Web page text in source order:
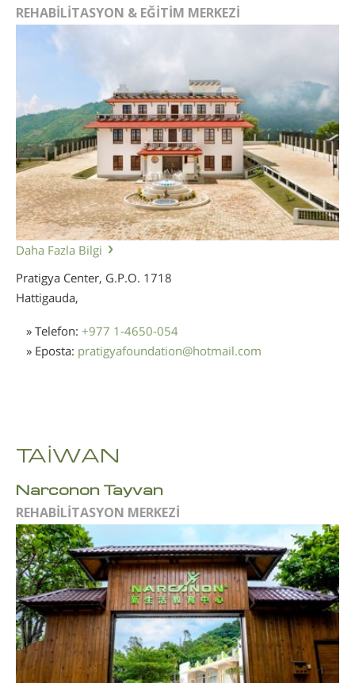
REHABİLİTASYON & EĞİTİM MERKEZİ
Daha Fazla Bilgi
Pratigya Center, G.P.O. 1718
Hattigauda,
» Telefon: +977 1-4650-054
» Eposta: pratigyafoundation@hotmail.com
TAİWAN
Narconon Tayvan
REHABİLİTASYON MERKEZİ